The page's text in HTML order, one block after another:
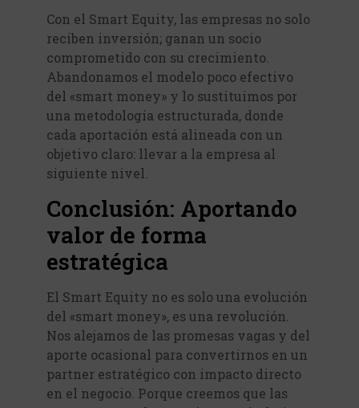
Con el Smart Equity, las empresas no solo
reciben inversión; ganan un socio
comprometido con su crecimiento.
Abandonamos el modelo poco efectivo
del «smart money» y lo sustituimos por
una metodología estructurada, donde
cada aportación está alineada con un
objetivo claro: llevar a la empresa al
siguiente nivel.
Conclusión: Aportando
valor de forma
estratégica
El Smart Equity no es solo una evolución
del «smart money», es una revolución.
Nos alejamos de las promesas vagas y del
aporte ocasional para convertirnos en un
partner estratégico con impacto directo
en el negocio. Porque creemos que las